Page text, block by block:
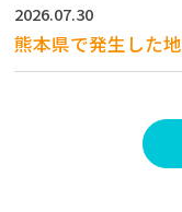
2026.07.30
熊本県で発生した